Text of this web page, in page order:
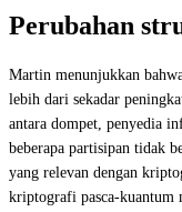
Perubahan
Martin menunjukkan
lebih dari sekadar
antara dompet, penyedia
beberapa partisipan tidak
yang relevan dengan
kriptografi pasca-kuantum